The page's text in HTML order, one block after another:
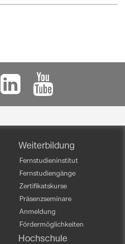
Weiterbildung
Fernstudieninstitut
Fernstudiengänge
Zertifikatskurse
Präsenzseminare
Anmeldung
Fördermöglichkeiten
Hochschule